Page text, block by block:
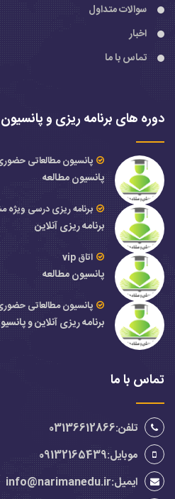
سوالات متداول
اخبار
تماس با ما
دوره های برنامه ریزی و پانسیون
پانسیون مطالعاتی
پانسیون مطالعه
برنامه ریزی درسی ویژه
برنامه ریزی آنلاین
اتاق vip
پانسیون مطالعه
پانسیون مطالعاتی
برنامه ریزی آنلاین و
تماس با ما
تلفن:03136612866
موبایل:09132165439
ایمیل:info@narimanedu.ir